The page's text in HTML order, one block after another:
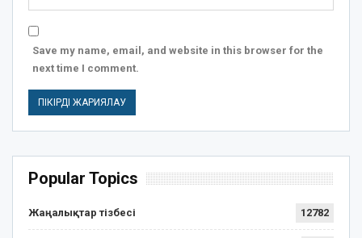
Save my name, email, and website in this browser for the
next time I comment.
Popular Topics
Жаңалықтар тізбесі 12782